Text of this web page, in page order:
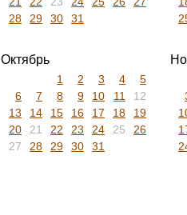
28
29 30 31
Октябрь
1 2 3 4
5
6
7 8 9 10 11
12
13
14 15 16 17 18
19
20
21 22 23 24 25
26
27
28 29 30 31